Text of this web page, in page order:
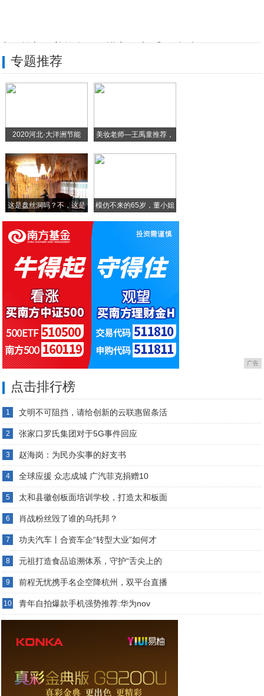
CMA平台首款轿车，吉利Preface有
领克01中期改款车型曝光 将推2.0T高
创新才能进步！华为MateBook 13
专题推荐
2020河北·大洋洲节能
美妆老师—王禹童推荐，
这是盘丝洞吗？不，这是
模仿不来的65岁，董小姐
广告
点击排行榜
1 文明不可阻挡，请给创新的云联惠留条活
2 张家口罗氏集团对于5G事件回应
3 赵海岗：为民办实事的好支书
4 全球应援 众志成城 广汽菲克捐赠10
5 太和县徽创板面培训学校，打造太和板面
6 肖战粉丝毁了谁的乌托邦？
7 功夫汽车丨合资车企“转型大业”如何才
8 元祖打造食品追溯体系，守护“舌尖上的
9 前程无忧携手名企空降杭州，双平台直播
10 青年自拍爆款手机强势推荐:华为nov